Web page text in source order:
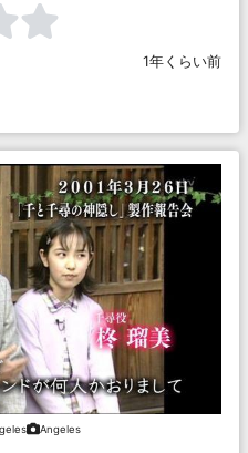
1年くらい前
Angeles